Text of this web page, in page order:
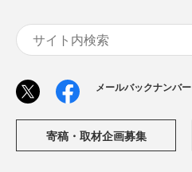
メールバックナンバー
寄稿・取材企画募集